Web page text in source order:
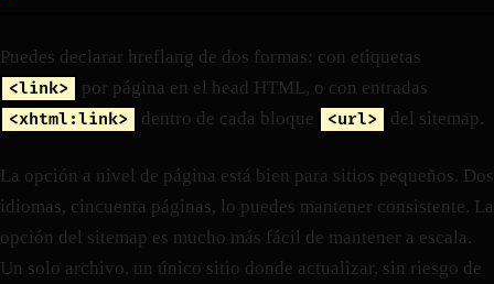
Puedes declarar hreflang de dos formas: con etiquetas
<link>
por página en el head HTML, o con entradas
<xhtml:link>
dentro de cada bloque <url> del sitemap.
La opción a nivel de página está bien para sitios pequeños. Dos
idiomas, cincuenta páginas, lo puedes mantener consistente. La
opción del sitemap es mucho más fácil de mantener a escala.
Un solo archivo, un único sitio donde actualizar, sin riesgo de